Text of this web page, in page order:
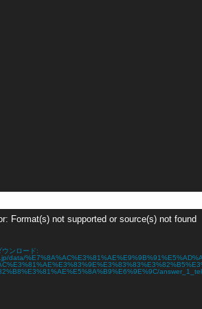
Format(s) not supported or source(s) not found
ウンロード:
data/